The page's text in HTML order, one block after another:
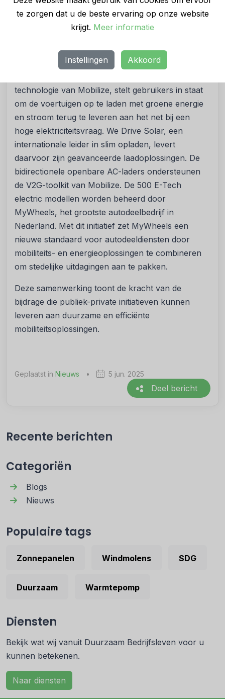
te zorgen dat u de beste ervaring op onze website
krijgt. Meer informatie
Instellingen Akkoord
infrastructuur en diensten van We Drive Solar in
staat om op grote schaal te kunnen bijdragen aan
Partnerschap met impact
technologie van Mobilize, stelt gebruikers in staat
om de voertuigen op te laden met groene energie
en stroom terug te leveren aan het net bij een
hoge elektriciteitsvraag. We Drive Solar, een
internationale leider in slim opladen, levert
daarvoor zijn geavanceerde laadoplossingen. De
bidirectionele openbare AC-laders ondersteunen
de V2G-toolkit van Mobilize. De 500 E-Tech
electric modellen worden beheerd door
MyWheels, het grootste autodeelbedrijf in
Nederland. Met dit initiatief zet MyWheels een
nieuwe standaard voor autodeeldiensten door
mobiliteits- en energieoplossingen te combineren
om stedelijke uitdagingen aan te pakken.
Deze samenwerking toont de kracht van de
bijdrage die publiek-private initiatieven kunnen
leveren aan duurzame en efficiënte
mobiliteitsoplossingen.
Geplaatst in Nieuws • 5 jun. 2025
Deel bericht
Recente berichten
Categoriën
Blogs
Nieuws
Populaire tags
Zonnepanelen Windmolens SDG
Duurzaam Warmtepomp
Diensten
Bekijk wat wij vanuit Duurzaam Bedrijfsleven voor u
kunnen betekenen.
Naar diensten